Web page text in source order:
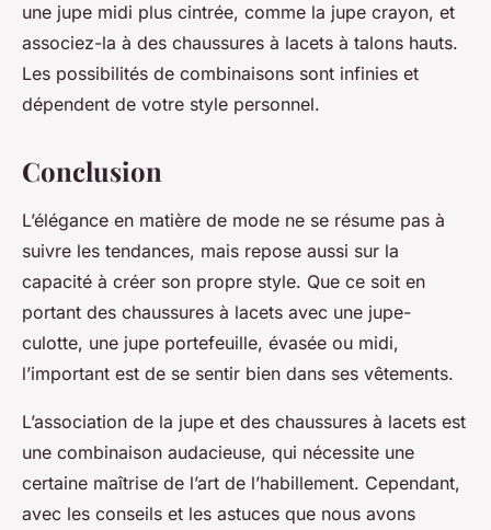
une jupe midi plus cintrée, comme la jupe crayon, et
associez-la à des chaussures à lacets à talons hauts.
Les possibilités de combinaisons sont infinies et
dépendent de votre style personnel.
Conclusion
L’élégance en matière de mode ne se résume pas à
suivre les tendances, mais repose aussi sur la
capacité à créer son propre style. Que ce soit en
portant des chaussures à lacets avec une jupe-
culotte, une jupe portefeuille, évasée ou midi,
l’important est de se sentir bien dans ses vêtements.
L’association de la jupe et des chaussures à lacets est
une combinaison audacieuse, qui nécessite une
certaine maîtrise de l’art de l’habillement. Cependant,
avec les conseils et les astuces que nous avons